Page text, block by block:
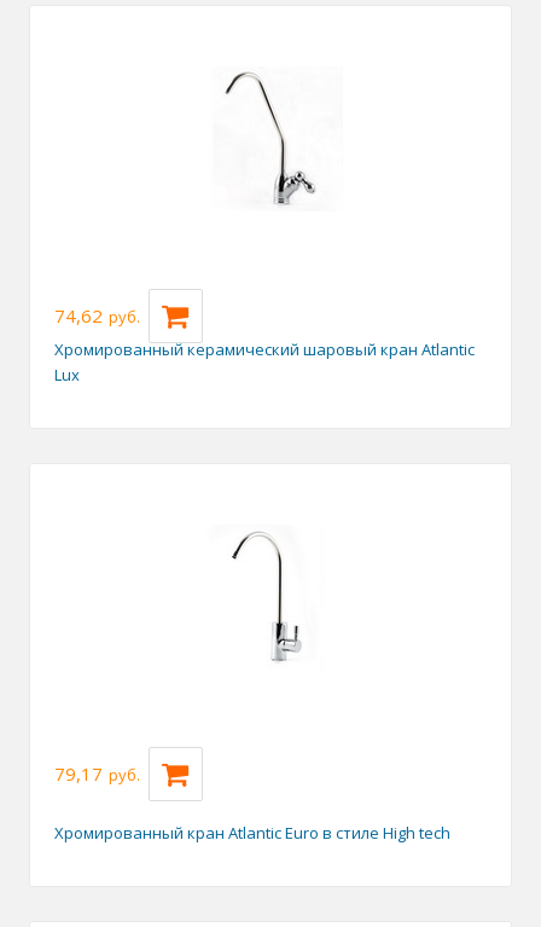
74,62 руб.
Хромированный керамический шаровый кран Atlantic
Lux
79,17 руб.
Хромированный кран Atlantic Euro в стиле High tech